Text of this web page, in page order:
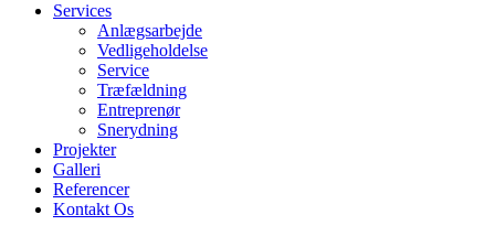
Services
Anlægsarbejde
Vedligeholdelse
Service
Træfældning
Entreprenør
Snerydning
Projekter
Galleri
Referencer
Kontakt Os